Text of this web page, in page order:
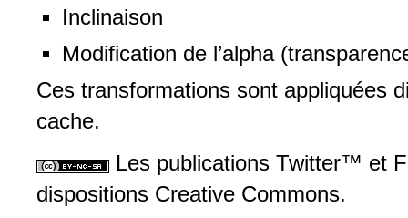
Inclinaison
Modification de l’alpha
Ces transformations sont appliquées
cache.
Les publications Twitter™ et
dispositions Creative Commons.